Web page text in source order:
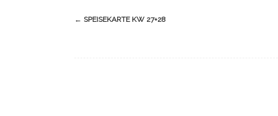
Navigation
← SPEISEKARTE KW 27+28